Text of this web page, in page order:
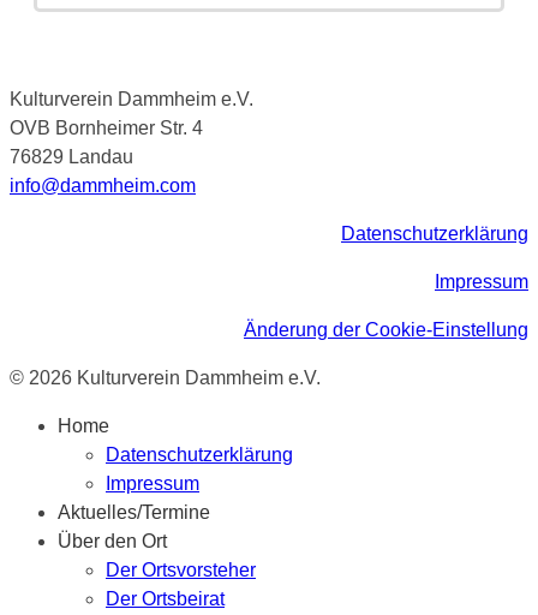
Kulturverein Dammheim e.V.
OVB Bornheimer Str. 4
76829 Landau
info@dammheim.com
Datenschutzerklärung
Impressum
Änderung der Cookie-Einstellung
© 2026 Kulturverein Dammheim e.V.
Home
Datenschutzerklärung
Impressum
Aktuelles/Termine
Über den Ort
Der Ortsvorsteher
Der Ortsbeirat